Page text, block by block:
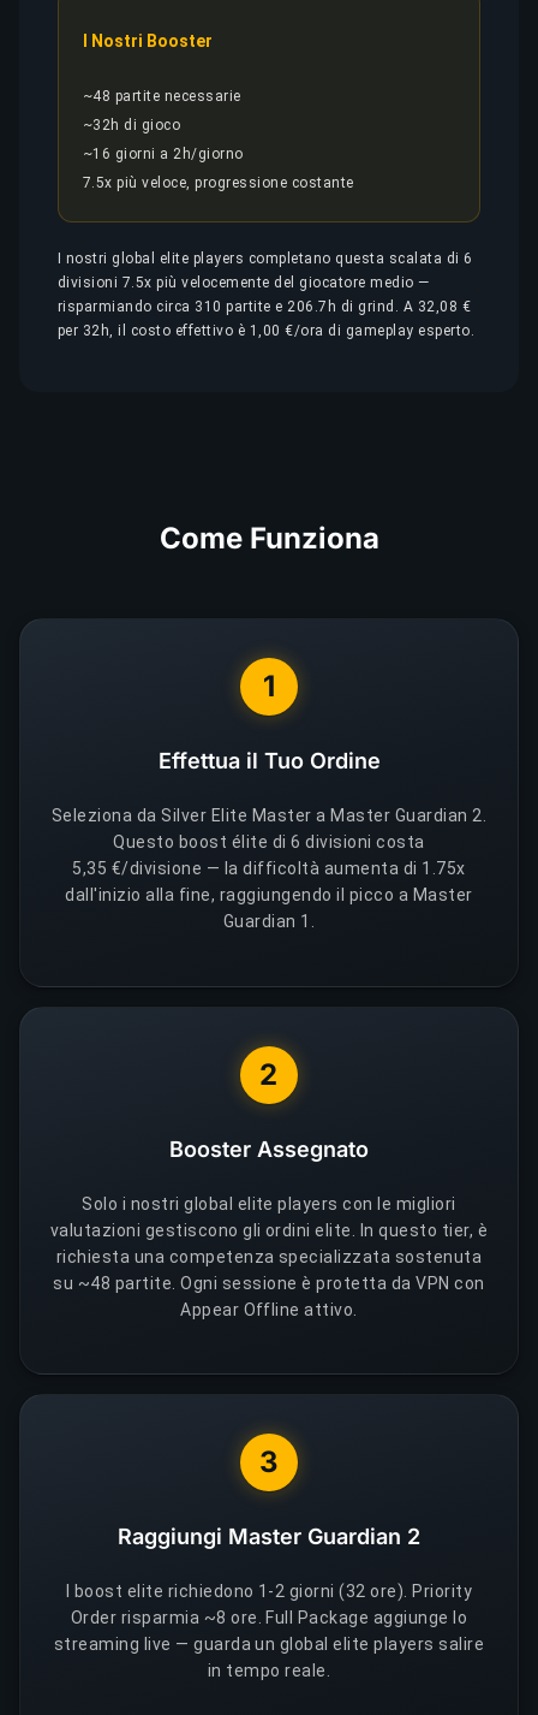
I Nostri Booster
~48 partite necessarie
~32h di gioco
~16 giorni a 2h/giorno
7.5x più veloce, progressione costante
I nostri global elite players completano questa scalata di 6
divisioni 7.5x più velocemente del giocatore medio —
risparmiando circa 310 partite e 206.7h di grind. A 32,08 €
per 32h, il costo effettivo è 1,00 €/ora di gameplay esperto.
Come Funziona
1
Effettua il Tuo Ordine
Seleziona da Silver Elite Master a Master Guardian 2.
Questo boost élite di 6 divisioni costa
5,35 €/divisione — la difficoltà aumenta di 1.75x
dall'inizio alla fine, raggiungendo il picco a Master
Guardian 1.
2
Booster Assegnato
Solo i nostri global elite players con le migliori
valutazioni gestiscono gli ordini elite. In questo tier, è
richiesta una competenza specializzata sostenuta
su ~48 partite. Ogni sessione è protetta da VPN con
Appear Offline attivo.
3
Raggiungi Master Guardian 2
I boost elite richiedono 1-2 giorni (32 ore). Priority
Order risparmia ~8 ore. Full Package aggiunge lo
streaming live — guarda un global elite players salire
in tempo reale.